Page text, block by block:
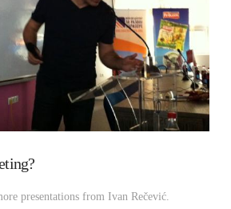
presentations from Ivan Rečević.